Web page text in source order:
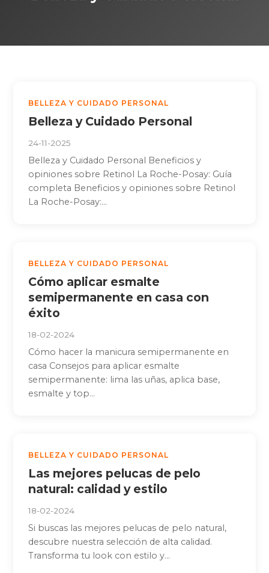
BELLEZA Y CUIDADO PERSONAL
Belleza y Cuidado Personal
24-11-2025
Belleza y Cuidado Personal Beneficios y
opiniones sobre Retinol La Roche-Posay: Guía
completa Beneficios y opiniones sobre Retinol
La Roche-Posay:...
BELLEZA Y CUIDADO PERSONAL
Cómo aplicar esmalte
semipermanente en casa con
éxito
18-02-2024
Cómo hacer la manicura semipermanente en
casa Consejos para aplicar esmalte
semipermanente: lima las uñas, aplica base,
esmalte y top...
BELLEZA Y CUIDADO PERSONAL
Las mejores pelucas de pelo
natural: calidad y estilo
18-02-2024
Si buscas las mejores pelucas de pelo natural,
descubre nuestra selección de alta calidad.
Transforma tu look con estilo y...